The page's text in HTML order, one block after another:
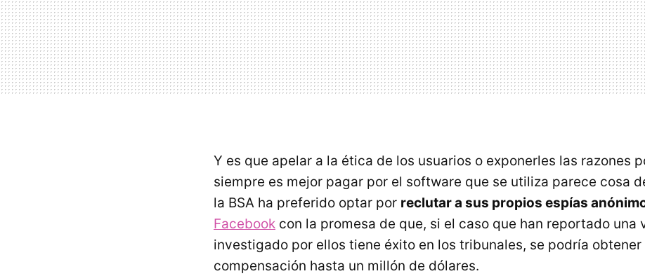
Y es que apelar a la ética de los usuarios o exponerles las razones
siempre es mejor pagar por el software que se utiliza parece cosa
la BSA ha preferido optar por reclutar a sus propios espías
Facebook con la promesa de que, si el caso que han reportado una
investigado por ellos tiene éxito en los tribunales, se podría obtener
compensación hasta un millón de dólares.